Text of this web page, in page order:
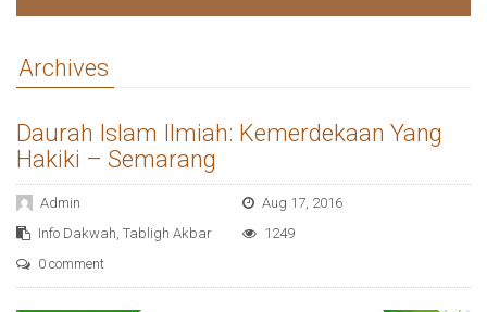
Archives
Daurah Islam Ilmiah: Kemerdekaan Yang
Hakiki – Semarang
Admin
Aug 17, 2016
Info Dakwah, Tabligh Akbar
1249
0 comment